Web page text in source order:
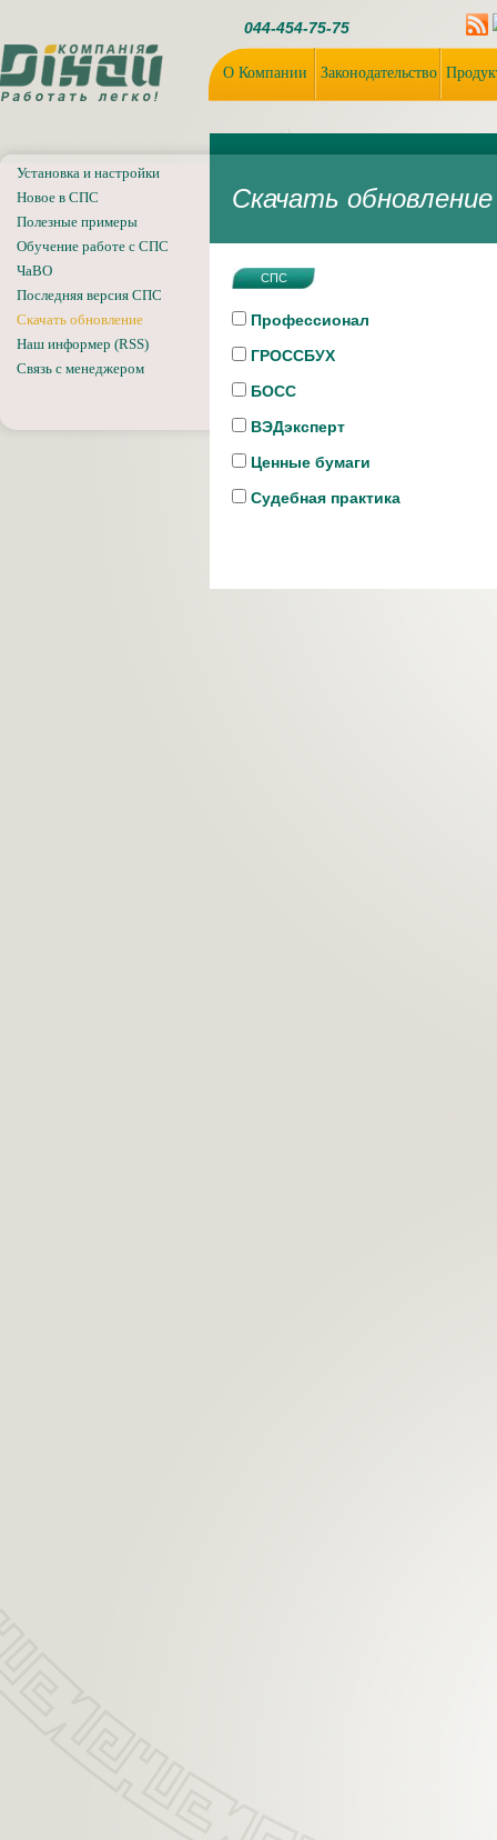
044-454-75-75
О Компании Законодательство
Скачать обновление
Установка и настройки
Новое в СПС
Полезные примеры
Обучение работе с СПС
ЧаВО
Последняя версия СПС
Скачать обновление
Наш информер (RSS)
Связь с менеджером
СПС
Профессионал
ГРОССБУХ
БОСС
ВЭДэксперт
Ценные бумаги
Судебная практика